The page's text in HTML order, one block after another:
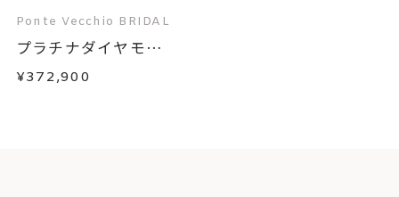
Ponte Vecchio BRIDAL
プラチナダイヤモン
ド...
¥372,900